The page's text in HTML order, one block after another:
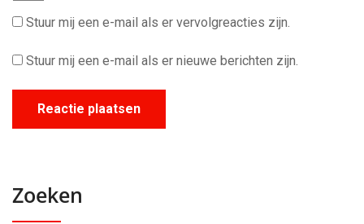
Stuur mij een e-mail als er vervolgreacties zijn.
Stuur mij een e-mail als er nieuwe berichten zijn.
Zoeken